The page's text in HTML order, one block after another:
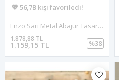
💸 Sepette 100 TL indirim!
Enzo Sarı Metal Abajur Tasarım Lüx Masa Lambası
1.159,15 TL
1.878,88 TL
%38